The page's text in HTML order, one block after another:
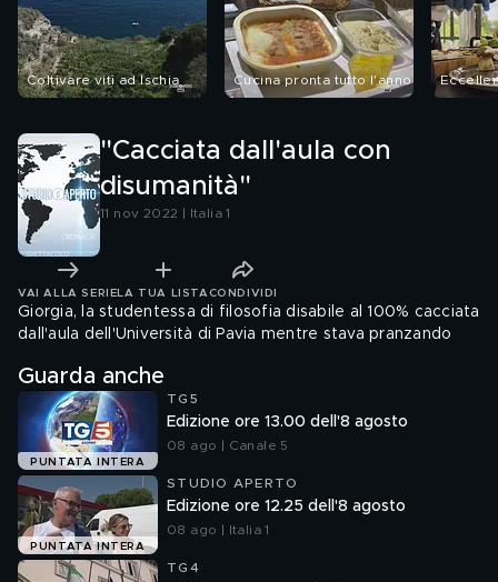
Coltivare viti ad Ischia Cucina pronta tutto l'anno
"Cacciata dall'aula con
disumanità"
11 nov 2022 | Italia 1
VAI ALLA SERIE LA TUA LISTA CONDIVIDI
Giorgia, la studentessa di filosofia disabile al 100% cacciata
dall'aula dell'Università di Pavia mentre stava pranzando
Guarda anche
PUNTATA INTERA
TG5
Edizione ore 13.00 dell'8 agosto
08 ago | Canale 5
PUNTATA INTERA
STUDIO APERTO
Edizione ore 12.25 dell'8 agosto
08 ago | Italia 1
TG4